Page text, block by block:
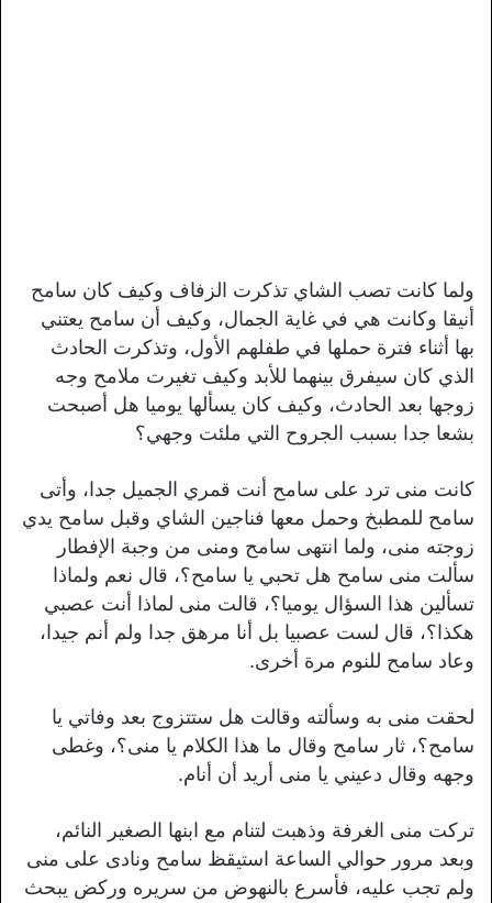
ولما كانت تصب الشاي تذكرت الزفاف وكيف كان سامح
أنيقا وكانت هي في غاية الجمال، وكيف أن سامح يعتني
بها أثناء فترة حملها في طفلهم الأول، وتذكرت الحادث
الذي كان سيفرق بينهما للأبد وكيف تغيرت ملامح وجه
زوجها بعد الحادث، وكيف كان يسألها يوميا هل أصبحت
بشعا جدا بسبب الجروح التي ملئت وجهي؟
كانت منى ترد على سامح أنت قمري الجميل جدا، وأتى
سامح للمطبخ وحمل معها فناجين الشاي وقبل سامح يدي
زوجته منى، ولما انتهى سامح ومنى من وجبة الإفطار
سألت منى سامح هل تحبي يا سامح؟، قال نعم ولماذا
تسألين هذا السؤال يوميا؟، قالت منى لماذا أنت عصبي
هكذا؟، قال لست عصبيا بل أنا مرهق جدا ولم أنم جيدا،
وعاد سامح للنوم مرة أخرى.
لحقت منى به وسألته وقالت هل ستتزوج بعد وفاتي يا
سامح؟، ثار سامح وقال ما هذا الكلام يا منى؟، وغطى
وجهه وقال دعيني يا منى أريد أن أنام.
تركت منى الغرفة وذهبت لتنام مع ابنها الصغير النائم،
وبعد مرور حوالي الساعة استيقظ سامح ونادى على منى
ولم تجب عليه، فأسرع بالنهوض من سريره وركض يبحث